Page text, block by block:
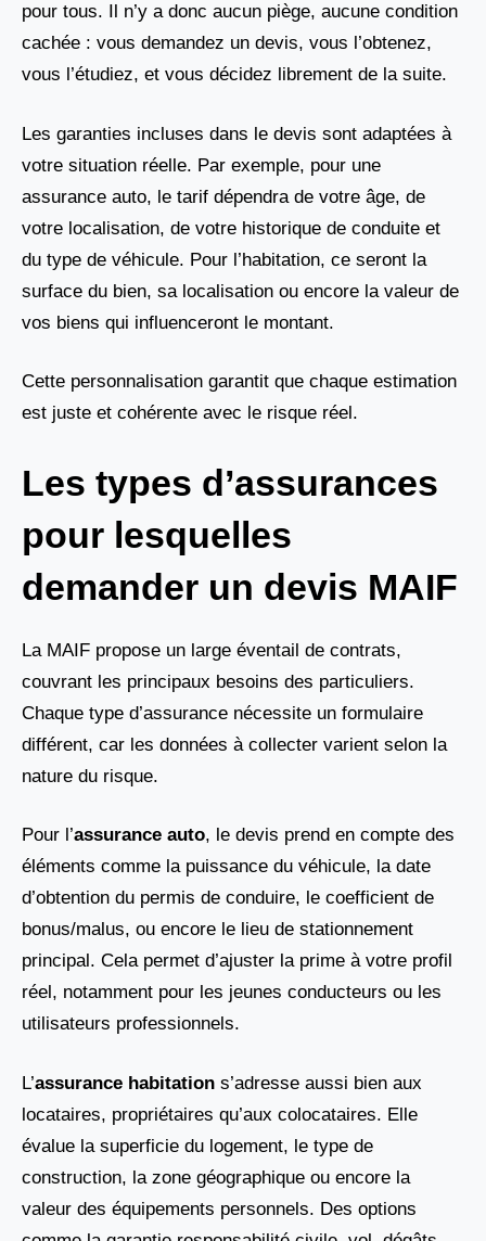
pour tous. Il n’y a donc aucun piège, aucune condition
cachée : vous demandez un devis, vous l’obtenez,
vous l’étudiez, et vous décidez librement de la suite.
Les garanties incluses dans le devis sont adaptées à
votre situation réelle. Par exemple, pour une
assurance auto, le tarif dépendra de votre âge, de
votre localisation, de votre historique de conduite et
du type de véhicule. Pour l’habitation, ce seront la
surface du bien, sa localisation ou encore la valeur de
vos biens qui influenceront le montant.
Cette personnalisation garantit que chaque estimation
est juste et cohérente avec le risque réel.
Les types d’assurances
pour lesquelles
demander un devis MAIF
La MAIF propose un large éventail de contrats,
couvrant les principaux besoins des particuliers.
Chaque type d’assurance nécessite un formulaire
différent, car les données à collecter varient selon la
nature du risque.
Pour l’assurance auto, le devis prend en compte des
éléments comme la puissance du véhicule, la date
d’obtention du permis de conduire, le coefficient de
bonus/malus, ou encore le lieu de stationnement
principal. Cela permet d’ajuster la prime à votre profil
réel, notamment pour les jeunes conducteurs ou les
utilisateurs professionnels.
L’assurance habitation s’adresse aussi bien aux
locataires, propriétaires qu’aux colocataires. Elle
évalue la superficie du logement, le type de
construction, la zone géographique ou encore la
valeur des équipements personnels. Des options